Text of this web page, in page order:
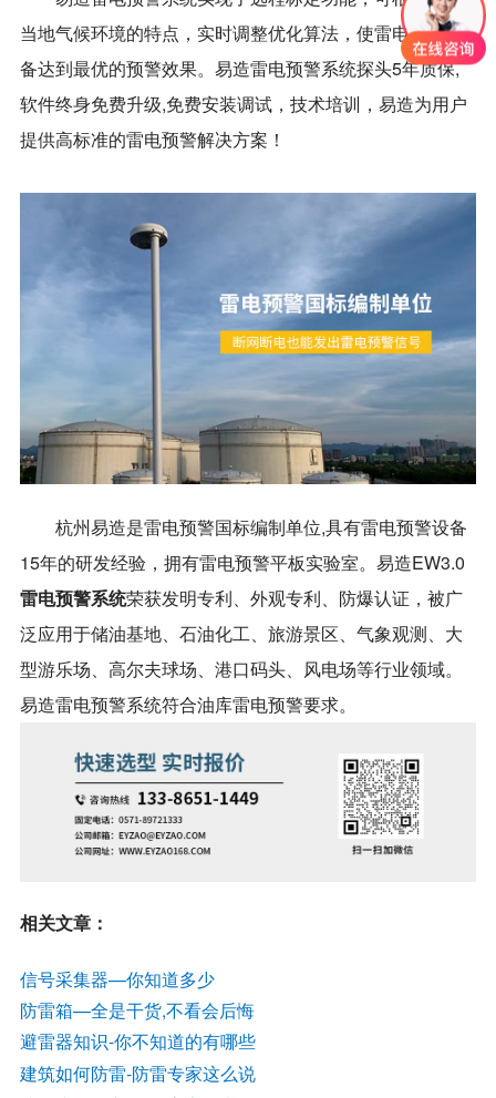
当地气候环境的特点，实时调整优化算法，使雷电预警设
备达到最优的预警效果。易造雷电预警系统探头5年质保,
软件终身免费升级,免费安装调试，技术培训，易造为用户
提供高标准的雷电预警解决方案！
杭州易造是雷电预警国标编制单位,具有雷电预警设备
15年的研发经验，拥有雷电预警平板实验室。易造EW3.0
雷电预警系统荣获发明专利、外观专利、防爆认证，被广
泛应用于储油基地、石油化工、旅游景区、气象观测、大
型游乐场、高尔夫球场、港口码头、风电场等行业领域。
易造雷电预警系统符合油库雷电预警要求。
相关文章：
信号采集器—你知道多少
防雷箱—全是干货,不看会后悔
避雷器知识-你不知道的有哪些
建筑如何防雷-防雷专家这么说